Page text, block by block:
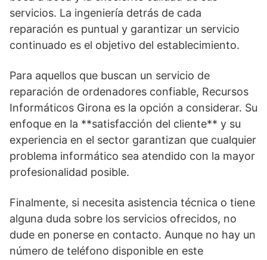
servicios. La ingeniería detrás de cada
reparación es puntual y garantizar un servicio
continuado es el objetivo del establecimiento.
Para aquellos que buscan un servicio de
reparación de ordenadores confiable, Recursos
Informáticos Girona es la opción a considerar. Su
enfoque en la **satisfacción del cliente** y su
experiencia en el sector garantizan que cualquier
problema informático sea atendido con la mayor
profesionalidad posible.
Finalmente, si necesita asistencia técnica o tiene
alguna duda sobre los servicios ofrecidos, no
dude en ponerse en contacto. Aunque no hay un
número de teléfono disponible en este